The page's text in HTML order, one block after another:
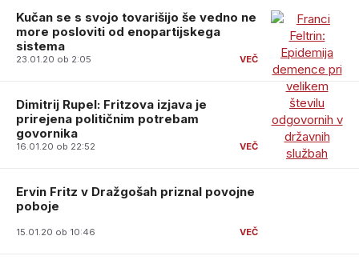
Kučan se s svojo tovarišijo še vedno ne
more posloviti od enopartijskega
sistema
23.01.20 ob 2:05
Dimitrij Rupel: Fritzova izjava je
prirejena političnim potrebam
govornika
16.01.20 ob 22:52
Ervin Fritz v Dražgošah priznal povojne
poboje
15.01.20 ob 10:46